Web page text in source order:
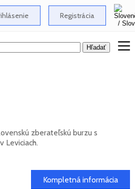
Registrácia
zberateľskú burzu s
Leviciach.
Kompletná informácia